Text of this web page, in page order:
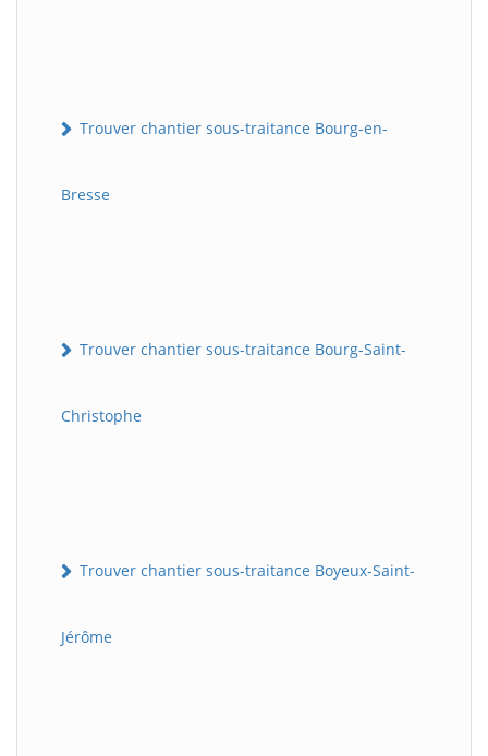
Trouver chantier sous-traitance Bourg-en-
Bresse
Trouver chantier sous-traitance Bourg-Saint-
Christophe
Trouver chantier sous-traitance Boyeux-Saint-
Jérôme